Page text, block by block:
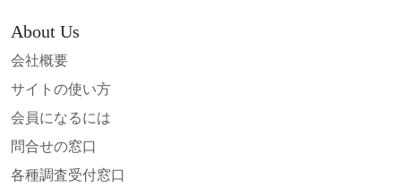
About Us
会社概要
サイトの使い方
会員になるには
問合せの窓口
各種調査受付窓口